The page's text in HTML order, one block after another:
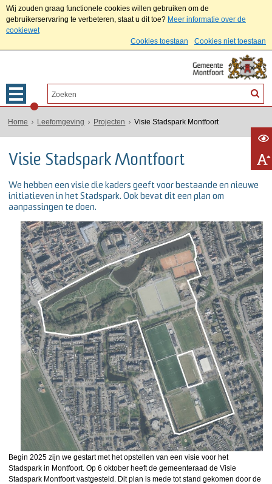
Wij zouden graag functionele cookies willen gebruiken om de
gebruikerservaring te verbeteren, staat u dit toe? Meer informatie over de
cookiewet
Cookies toestaan
Cookies niet toestaan
Home Leefomgeving Projecten Visie Stadspark Montfoort
Visie Stadspark Montfoort
We hebben een visie die kaders geeft voor bestaande en nieuwe
initiatieven in het Stadspark. Ook bevat dit een plan om
aanpassingen te doen.
Begin 2025 zijn we gestart met het opstellen van een visie voor het
Stadspark in Montfoort. Op 6 oktober heeft de gemeenteraad de Visie
Stadspark Montfoort vastgesteld. Dit plan is mede tot stand gekomen door de